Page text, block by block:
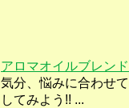
アロマオイルブレン
気分、悩みに合わせ
してみよう!! ...